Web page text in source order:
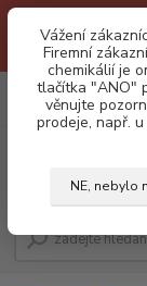
je neustálé
produkty z SK
Vážení
Firemní
chemikálií je
tlačítka "ANO"
věnujte
prodeje, např.
NE, nebylo